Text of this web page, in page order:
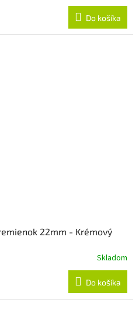
Do košíka
22mm - Krémový
Skladom
Do košíka